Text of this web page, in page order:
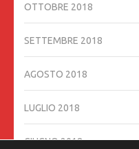
OTTOBRE 2018
SETTEMBRE 2018
AGOSTO 2018
LUGLIO 2018
GIUGNO 2018